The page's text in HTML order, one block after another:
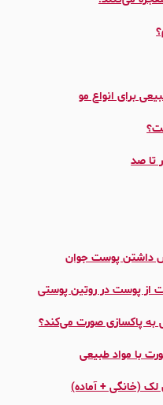
برای انواع مو
تا صد
از پوست در روتین پوستی
به پاکسازی صورت می‌کند؟
(خانگی + آماده)